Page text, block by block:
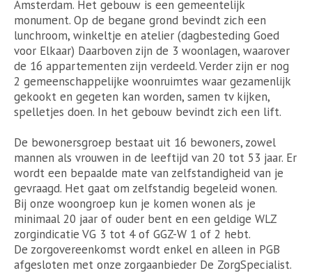
Amsterdam. Het gebouw is een gemeentelijk
monument. Op de begane grond bevindt zich een
lunchroom, winkeltje en atelier (dagbesteding Goed
voor Elkaar) Daarboven zijn de 3 woonlagen, waarover
de 16 appartementen zijn verdeeld. Verder zijn er nog
2 gemeenschappelijke woonruimtes waar gezamenlijk
gekookt en gegeten kan worden, samen tv kijken,
spelletjes doen. In het gebouw bevindt zich een lift.
De bewonersgroep bestaat uit 16 bewoners, zowel
mannen als vrouwen in de leeftijd van 20 tot 53 jaar. Er
wordt een bepaalde mate van zelfstandigheid van je
gevraagd. Het gaat om zelfstandig begeleid wonen.
Bij onze woongroep kun je komen wonen als je
minimaal 20 jaar of ouder bent en een geldige WLZ
zorgindicatie VG 3 tot 4 of GGZ-W 1 of 2 hebt.
De zorgovereenkomst wordt enkel en alleen in PGB
afgesloten met onze zorgaanbieder De ZorgSpecialist.